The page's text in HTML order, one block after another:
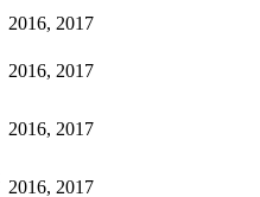
2016, 2017
2016, 2017
2016, 2017
2016, 2017